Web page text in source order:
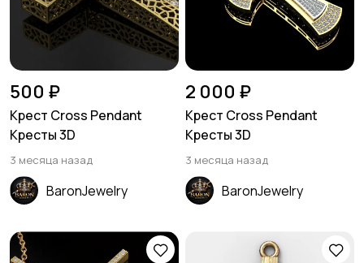
500 ₽
Крест Cross Pendant
Кресты 3D
3 месяца назад
BaronJewelry
2 000 ₽
Крест Cross Pendant
Кресты 3D
3 месяца назад
BaronJewelry